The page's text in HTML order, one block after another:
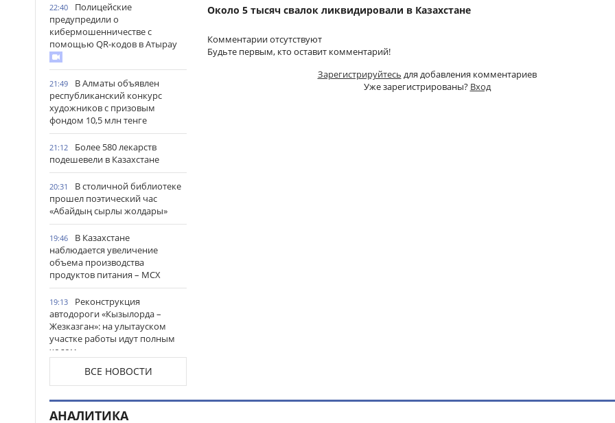
22:40
Полицейские
предупредили о
кибермошенничестве с
помощью QR-кодов в Атырау
21:49
В Алматы объявлен
республиканский конкурс
художников с призовым
фондом 10,5 млн тенге
21:12
Более 580 лекарств
подешевели в Казахстане
20:31
В столичной библиотеке
прошел поэтический час
«Абайдың сырлы жолдары»
19:46
В Казахстане
наблюдается увеличение
объема производства
продуктов питания – МСХ
19:13
Реконструкция
автодороги «Кызылорда –
Жезказган»: на улытауском
участке работы идут полным
ходом
Жители Астаны получат
возможность выиграть до 600
тысяч тенге за чтение книг
ВСЕ НОВОСТИ
Около 5 тысяч свалок ликвидировали в Казахстане
Комментарии отсутствуют
Будьте первым, кто оставит комментарий!
Зарегистрируйтесь для добавления комментариев
Уже зарегистрированы? Вход
АНАЛИТИКА